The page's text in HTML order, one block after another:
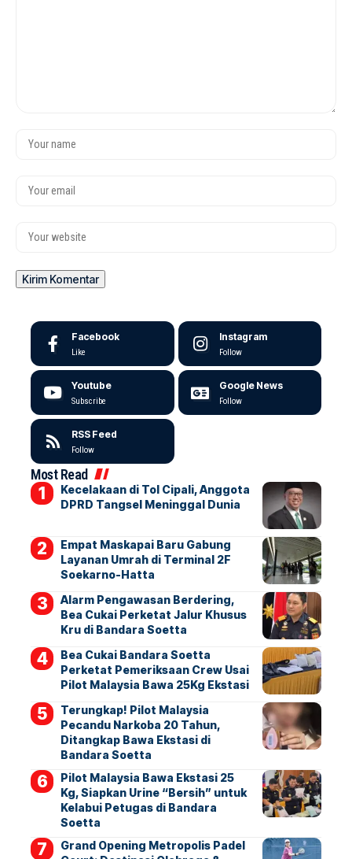
Facebook
Like
Instagram
Follow
Youtube
Subscribe
Google News
Follow
RSS Feed
Follow
Most Read
Kecelakaan di Tol Cipali, Anggota
DPRD Tangsel Meninggal Dunia
Empat Maskapai Baru Gabung
Layanan Umrah di Terminal 2F
Soekarno-Hatta
Alarm Pengawasan Berdering,
Bea Cukai Perketat Jalur Khusus
Kru di Bandara Soetta
Bea Cukai Bandara Soetta
Perketat Pemeriksaan Crew Usai
Pilot Malaysia Bawa 25Kg Ekstasi
Terungkap! Pilot Malaysia
Pecandu Narkoba 20 Tahun,
Ditangkap Bawa Ekstasi di
Bandara Soetta
Pilot Malaysia Bawa Ekstasi 25
Kg, Siapkan Urine “Bersih” untuk
Kelabui Petugas di Bandara
Soetta
Grand Opening Metropolis Padel